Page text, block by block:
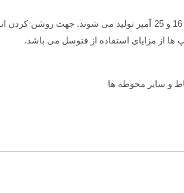
فتوسل های شرکت میکرومکس با خروجی های حداکثر 10 و 16 و
از مزایای استفاده از فتوسل می باشد.
و سایر محوطه ها